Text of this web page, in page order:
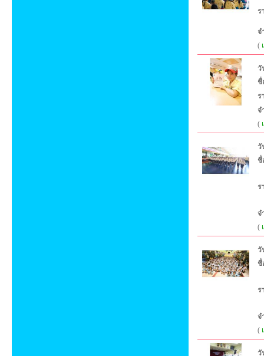
ร
จ
(
วั
ชื่
ร
จ
(
วั
ชื่
ร
จ
(
วั
ชื่
ร
จ
(
วั